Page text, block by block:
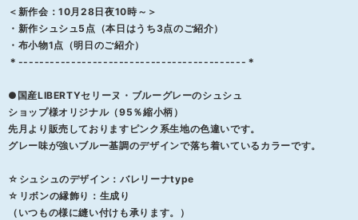
＜新作会：10月28日夜10時～＞
・新作シュシュ5点（本日はうち3点のご紹介）
・布小物1点（明日のご紹介）
＊-------------------------------------------＊
●国産LIBERTYセリーヌ・ブルーグレーのシュシュ
ショップ様オリジナル（95％縮小柄）
先月より販売しておりますピンク系生地の色違いです。
グレー味が強いブルー基調のデザインで落ち着いているカラーです。
☆シュシュのデザイン：バレリーナtype
☆リボンの縁飾り：生成り
（いつもの様に縫い付けも承ります。）